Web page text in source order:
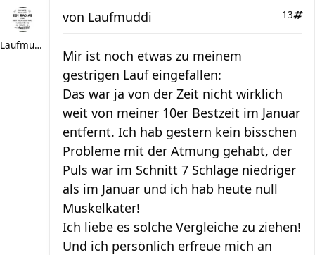
Laufmuddi
13
von Laufmuddi
Mir ist noch etwas zu meinem
gestrigen Lauf eingefallen:
Das war ja von der Zeit nicht wirklich
weit von meiner 10er Bestzeit im Januar
entfernt. Ich hab gestern kein bisschen
Probleme mit der Atmung gehabt, der
Puls war im Schnitt 7 Schläge niedriger
als im Januar und ich hab heute null
Muskelkater!
Ich liebe es solche Vergleiche zu ziehen!
Und ich persönlich erfreue mich an